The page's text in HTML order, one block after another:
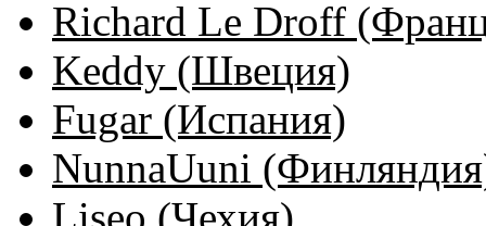
Richard Le Droff
Keddy (Швеция)
Fugar (Испания)
NunnaUuni